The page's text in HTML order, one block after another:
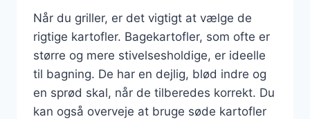
Når du griller, er det vigtigt at vælge de
rigtige kartofler. Bagekartofler, som ofte er
større og mere stivelsesholdige, er ideelle
til bagning. De har en dejlig, blød indre og
en sprød skal, når de tilberedes korrekt. Du
kan også overveje at bruge søde kartofler